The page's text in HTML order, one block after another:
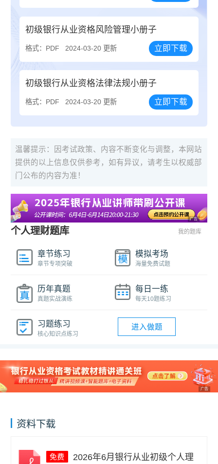
初级银行从业资格风险管理小册子
格式：PDF 2024-03-20 更新 立即下载
初级银行从业资格法律法规小册子
格式：PDF 2024-03-20 更新 立即下载
温馨提示：因考试政策、内容不断变化与调整，本网站
提供的以上信息仅供参考，如有异议，请考生以权威部
门公布的内容为准！
广告
个人理财题库 我的题库
章节练习
章节专项突破
模拟考场
海量免费试题
历年真题
真题实战演练
每日一练
每天10题练习
习题练习
核心知识点练习
进入做题
广告
资料下载